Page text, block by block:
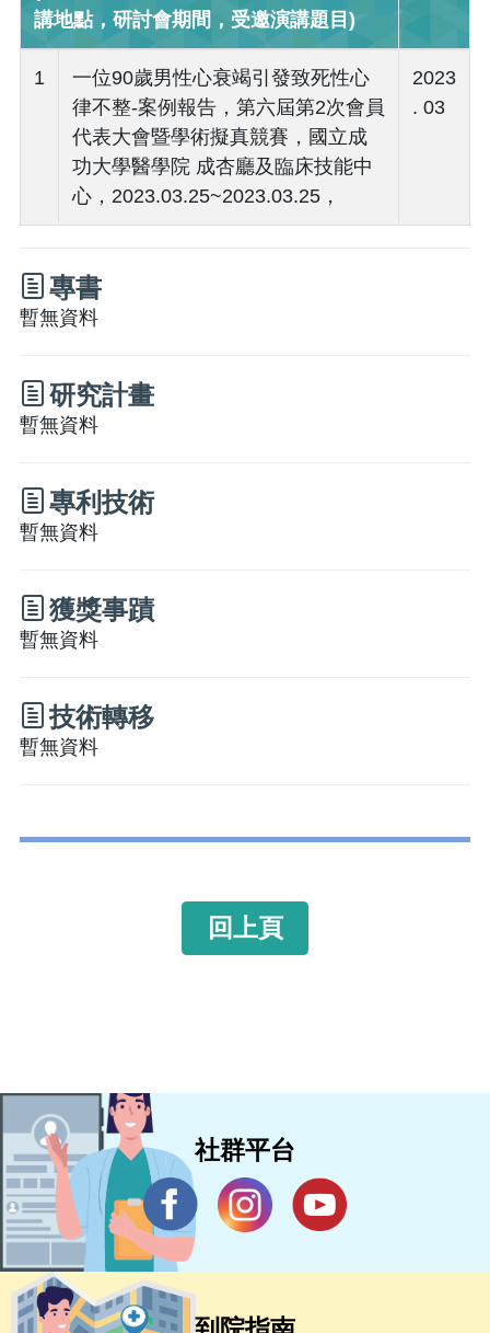
講地點，研討會期間，受邀演講題目)
1
一位90歲男性心衰竭引發致死性心
律不整-案例報告，第六屆第2次會員
代表大會暨學術擬真競賽，國立成
功大學醫學院 成杏廳及臨床技能中
心，2023.03.25~2023.03.25，
2023
. 03
專書
暫無資料
研究計畫
暫無資料
專利技術
暫無資料
獲獎事蹟
暫無資料
技術轉移
暫無資料
回上頁
社群平台